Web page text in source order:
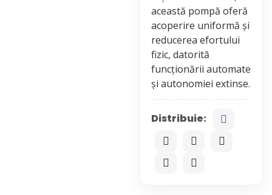
această pompă oferă
acoperire uniformă și
reducerea efortului
fizic, datorită
funcționării automate
Distribuie: